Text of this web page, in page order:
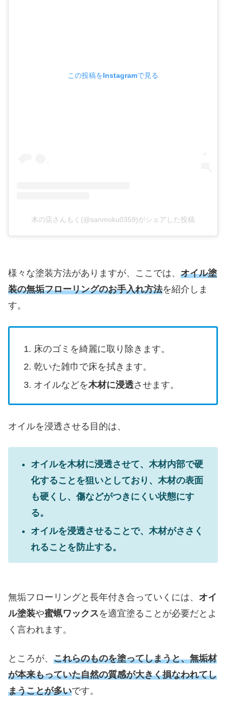
この投稿をInstagramで見る
木の店さんもく(@sanmoku0359)がシェアした投稿
様々な塗装方法がありますが、ここでは、 オイル塗
装の無垢フローリングのお手入れ方法を紹介しま
す。
床のゴミを綺麗に取り除きます。
乾いた雑巾で床を拭きます。
オイルなどを木材に浸透させます。
オイルを浸透させる目的は、
オイルを木材に浸透させて、木材内部で硬
化することを狙いとしており、木材の表面
も硬くし、傷などがつきにくい状態にす
る。
オイルを浸透させることで、木材がささく
れることを防止する。
無垢フローリングと長年付き合っていくには、 オイ
ル塗装や蜜蝋ワックスを適宜塗ることが必要だとよ
く言われます。
ところが、 これらのものを塗ってしまうと、無垢材
が本来もっていた自然の質感が大きく損なわれてし
まうことが多いです。